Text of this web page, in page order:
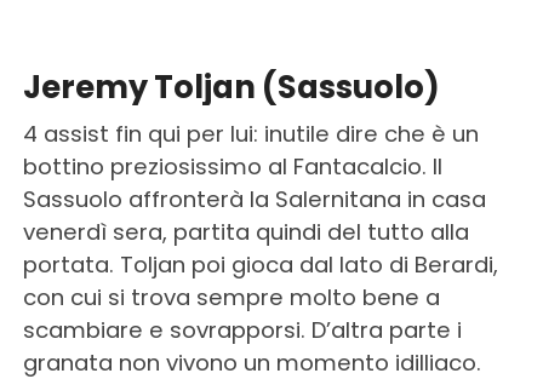
Jeremy Toljan (Sassuolo)
4 assist fin qui per lui: inutile dire che è un
bottino preziosissimo al Fantacalcio. Il
Sassuolo affronterà la Salernitana in casa
venerdì sera, partita quindi del tutto alla
portata. Toljan poi gioca dal lato di Berardi,
con cui si trova sempre molto bene a
scambiare e sovrapporsi. D’altra parte i
granata non vivono un momento idilliaco.